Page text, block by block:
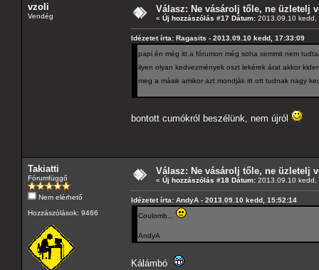
vzoli
Vendég
Válasz: Ne vásárolj tőle, ne üzletelj
« Új hozzászólás #17 Dátum: 2013.09.10 kedd,
Idézetet írta: Ragasits - 2013.09.10 kedd, 17:33:09
papi én még itt a fórumon még soha semmit nem
ilyen olyan kedvezmények oszt lekérek árat akkor
meg a másik amikor azt mondják itt ott tudnak nagy
bontott cumókról beszélünk, nem újról
Takiatti
Fórumfüggő
Nem elérhető
Hozzászólások: 9466
Válasz: Ne vásárolj tőle, ne üzletelj
« Új hozzászólás #18 Dátum: 2013.09.10 kedd,
Idézetet írta: AndyA - 2013.09.10 kedd, 15:52:14
Coulomb...
AndyA
Kálámbó